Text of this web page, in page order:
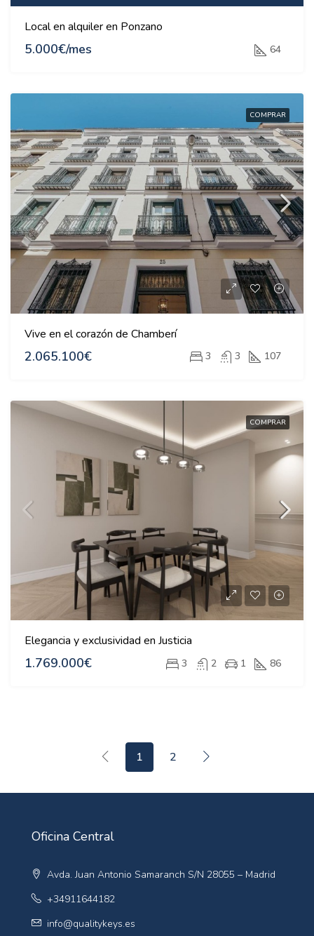
Local en alquiler en Ponzano
5.000€/mes 64
COMPRAR
Vive en el corazón de Chamberí
2.065.100€ 3 3 107
COMPRAR
Elegancia y exclusividad en Justicia
1.769.000€ 3 2 1 86
1 2
Oficina Central
Avda. Juan Antonio Samaranch S/N 28055 – Madrid
+34911644182
info@qualitykeys.es